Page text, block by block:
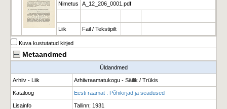
Nimetus A_12_206_0001.pdf
Liik Fail / Tekstipilt
Kuva kustutatud kirjed
Metaandmed
Üldandmed
Arhiiv - Liik Arhiivraamatukogu - Säilik / Trükis
Kataloog Eesti raamat : Põhikirjad ja seadused
Lisainfo Tallinn; 1931